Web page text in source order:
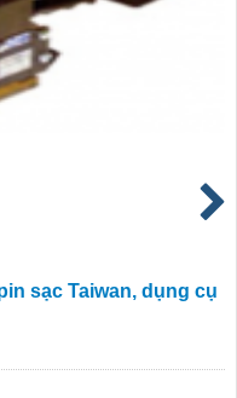
sạc Taiwan, dụng cụ